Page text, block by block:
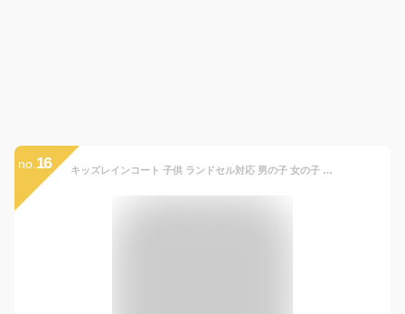
no. 16 キッズレインコート 子供 ランドセル対応 男の子 女の子 ボーイズレインウェア 雨具 雨合羽 EVAエコ素材 防水 撥水 軽量 ツバ付き レイングッズ アウトドア 入学用 グレー XLサイズ